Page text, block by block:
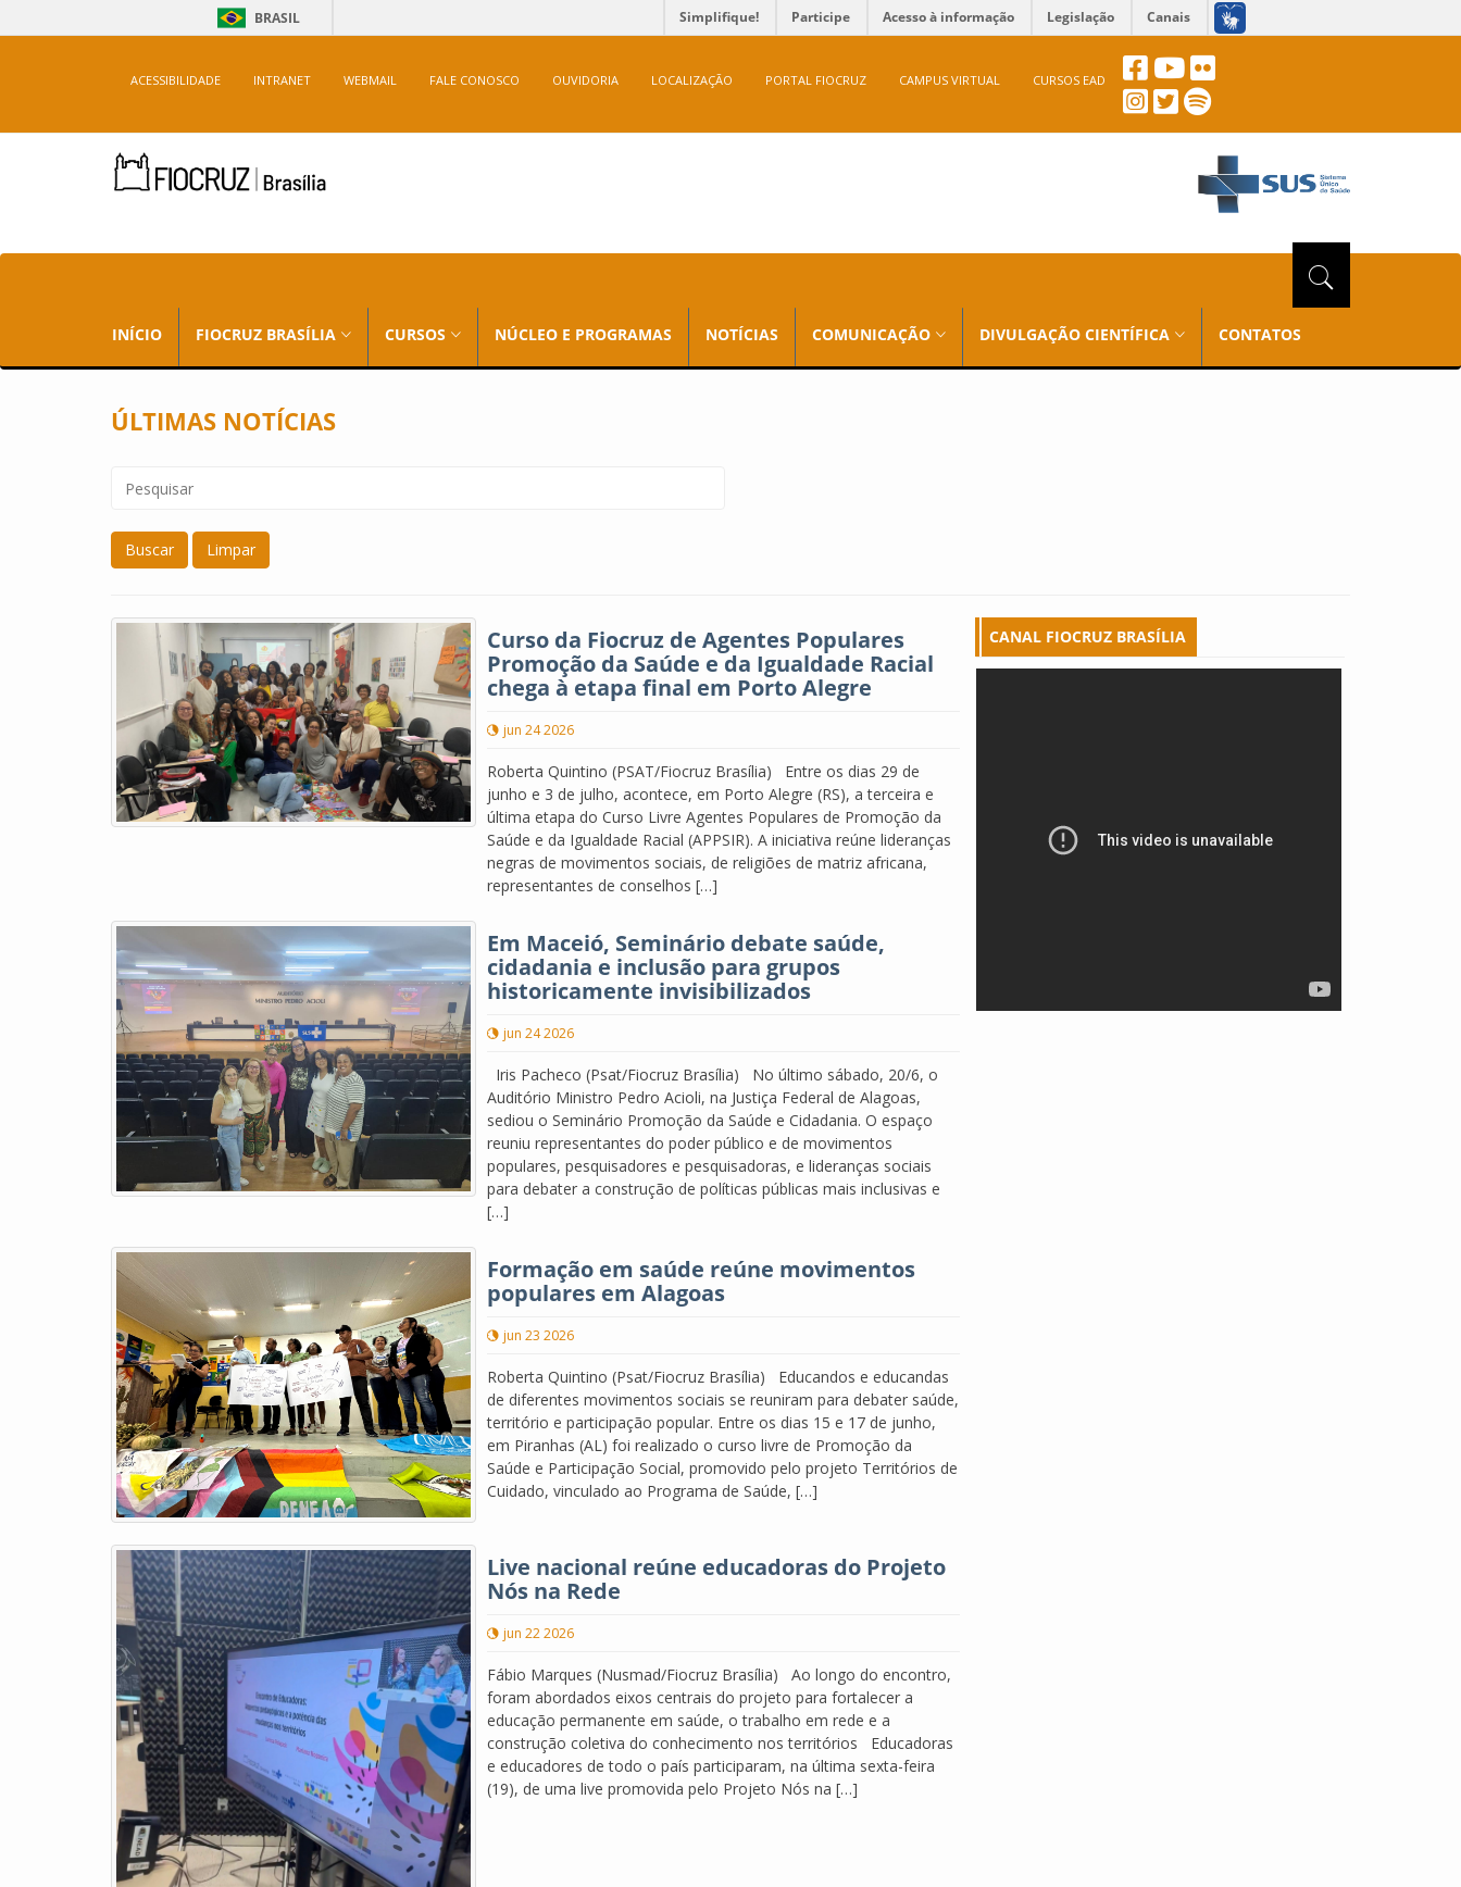
BRASIL Simplifique! Participe Acesso à informação Legislação Canais
ACESSIBILIDADE INTRANET WEBMAIL FALE CONOSCO OUVIDORIA LOCALIZAÇÃO PORTAL FIOCRUZ CAMPUS VIRTUAL CURSOS EAD
INÍCIO FIOCRUZ BRASÍLIA CURSOS NÚCLEO E PROGRAMAS NOTÍCIAS COMUNICAÇÃO DIVULGAÇÃO CIENTÍFICA CONTATOS
ÚLTIMAS NOTÍCIAS
Buscar Limpar
Curso da Fiocruz de Agentes Populares
Promoção da Saúde e da Igualdade Racial
chega à etapa final em Porto Alegre
jun 24 2026
Roberta Quintino (PSAT/Fiocruz Brasília) Entre os dias 29 de
junho e 3 de julho, acontece, em Porto Alegre (RS), a terceira e
última etapa do Curso Livre Agentes Populares de Promoção da
Saúde e da Igualdade Racial (APPSIR). A iniciativa reúne lideranças
negras de movimentos sociais, de religiões de matriz africana,
representantes de conselhos […]
Em Maceió, Seminário debate saúde,
cidadania e inclusão para grupos
historicamente invisibilizados
jun 24 2026
Iris Pacheco (Psat/Fiocruz Brasília) No último sábado, 20/6, o
Auditório Ministro Pedro Acioli, na Justiça Federal de Alagoas,
sediou o Seminário Promoção da Saúde e Cidadania. O espaço
reuniu representantes do poder público e de movimentos
populares, pesquisadores e pesquisadoras, e lideranças sociais
para debater a construção de políticas públicas mais inclusivas e
[…]
Formação em saúde reúne movimentos
populares em Alagoas
jun 23 2026
Roberta Quintino (Psat/Fiocruz Brasília) Educandos e educandas
de diferentes movimentos sociais se reuniram para debater saúde,
território e participação popular. Entre os dias 15 e 17 de junho,
em Piranhas (AL) foi realizado o curso livre de Promoção da
Saúde e Participação Social, promovido pelo projeto Territórios de
Cuidado, vinculado ao Programa de Saúde, […]
Live nacional reúne educadoras do Projeto
Nós na Rede
jun 22 2026
Fábio Marques (Nusmad/Fiocruz Brasília) Ao longo do encontro,
foram abordados eixos centrais do projeto para fortalecer a
educação permanente em saúde, o trabalho em rede e a
construção coletiva do conhecimento nos territórios Educadoras
e educadores de todo o país participaram, na última sexta-feira
(19), de uma live promovida pelo Projeto Nós na […]
CANAL FIOCRUZ BRASÍLIA